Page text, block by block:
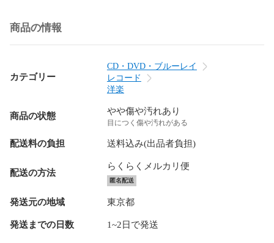
商品の情報
カテゴリー
CD・DVD・ブルーレイ
レコード
洋楽
商品の状態 やや傷や汚れあり
目につく傷や汚れがある
配送料の負担 送料込み(出品者負担)
配送の方法
らくらくメルカリ便
匿名配送
発送元の地域 東京都
発送までの日数 1~2日で発送